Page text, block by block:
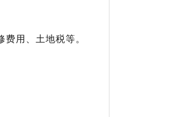
费用、土地税等。